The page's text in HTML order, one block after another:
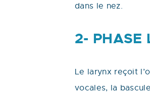
dans le nez.
2- PHASE
Le larynx reçoit
vocales, la